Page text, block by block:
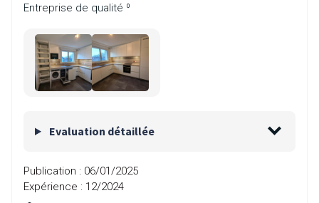
Entreprise de qualité ⁰
Evaluation détaillée
Publication : 06/01/2025
Expérience : 12/2024